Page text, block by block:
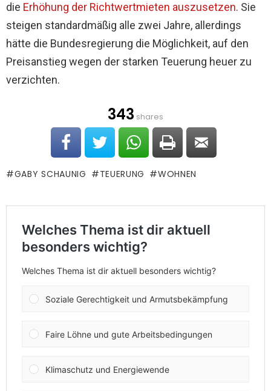
die Erhöhung der Richtwertmieten auszusetzen. Sie
steigen standardmäßig alle zwei Jahre, allerdings
hätte die Bundesregierung die Möglichkeit, auf den
Preisanstieg wegen der starken Teuerung heuer zu
verzichten.
343 shares
GABY SCHAUNIG TEUERUNG WOHNEN